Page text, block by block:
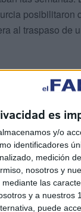
es
y/o
identificadores
medición
nosotros y
las
y a
puede
posibilitaron
al traspaso de
deportivo del
la realidad
pasando